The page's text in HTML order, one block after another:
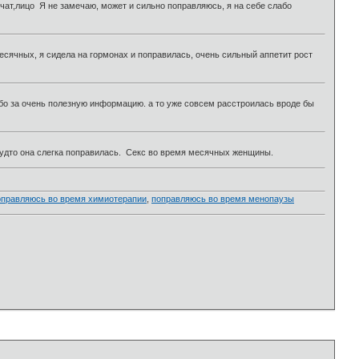
Я не замечаю, может и сильно поправляюсь, я на себе слабо
я сидела на гормонах и поправилась, очень сильный аппетит рост
за очень полезную информацию. а то уже совсем расстроилась вроде бы
она слегка поправилась. Секс во время месячных женщины.
во время химиотерапии ,поправляюсь во время менопаузы